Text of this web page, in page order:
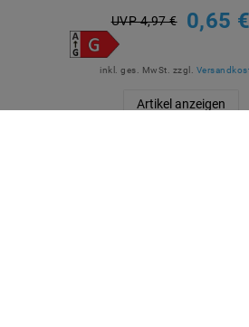
UVP 4,97 € 0,65 €
inkl. ges. MwSt. zzgl.
Artikel anzeigen